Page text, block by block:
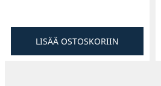
LISÄÄ OSTOSKORIIN